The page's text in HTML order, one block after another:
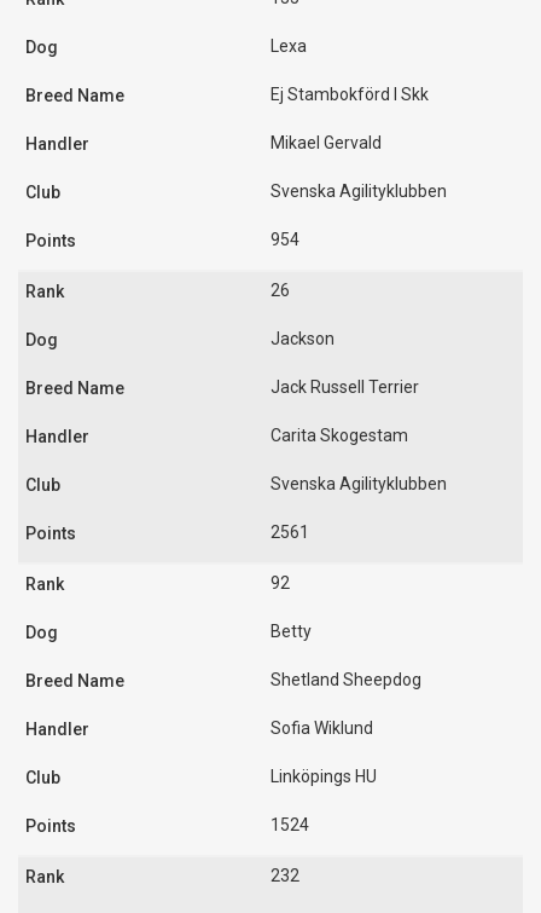
Lexa
Ej Stambokförd I Skk
Mikael Gervald
Svenska Agilityklubben
954
26
Jackson
Jack Russell Terrier
Carita Skogestam
Svenska Agilityklubben
2561
92
Betty
Shetland Sheepdog
Sofia Wiklund
Linköpings HU
1524
232